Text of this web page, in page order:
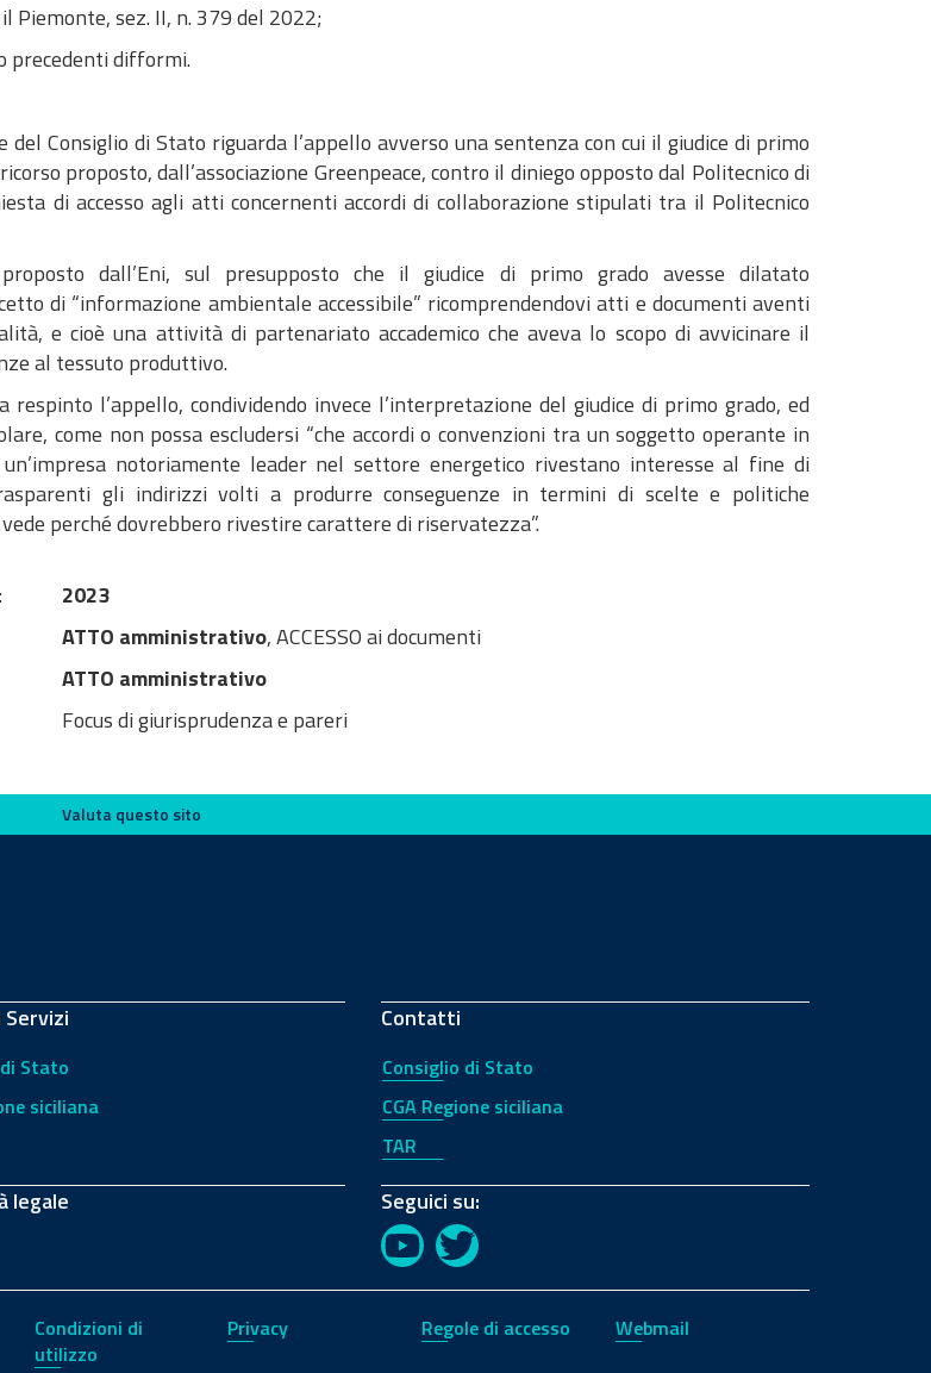
Piemonte, sez. II, n. 379 del 2022;
precedenti difformi.
del Consiglio di Stato riguarda l’appello avverso una sentenza con cui il giudice di primo
proposto, dall’associazione Greenpeace, contro il diniego opposto dal Politecnico di
di accesso agli atti concernenti accordi di collaborazione stipulati tra il Politecnico
dall’Eni, sul presupposto che il giudice di primo grado avesse dilatato
di “informazione ambientale accessibile” ricomprendendovi atti e documenti aventi
e cioè una attività di partenariato accademico che aveva lo scopo di avvicinare il
al tessuto produttivo.
respinto l’appello, condividendo invece l’interpretazione del giudice di primo grado, ed
come non possa escludersi “che accordi o convenzioni tra un soggetto operante in
un’impresa notoriamente leader nel settore energetico rivestano interesse al fine di
gli indirizzi volti a produrre conseguenze in termini di scelte e politiche
perché dovrebbero rivestire carattere di riservatezza”.
2023
ATTO amministrativo, ACCESSO ai documenti
ATTO amministrativo
Focus di giurisprudenza e pareri
Valuta questo sito
Stato
siciliana
legale
Contatti
Consiglio di Stato
CGA Regione siciliana
TAR
Seguici su:
YouTubeTwitter
Condizioni di
utilizzo
Privacy Regole di accesso Webmail